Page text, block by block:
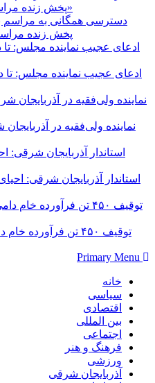
دسترسی همگانی به مراسم
پخش زنده
ادعای عجیب نماینده مجلس: تا
نماینده ولی‌فقیه در
استاندار آذربایجان شرقی:
توقیف ۴۵۰ تن
Primary Menu
خانه
سیاسی
اقتصادی
بین المللی
اجتماعی
فرهنگ و هنر
ورزشی
آذربایجان شرقی